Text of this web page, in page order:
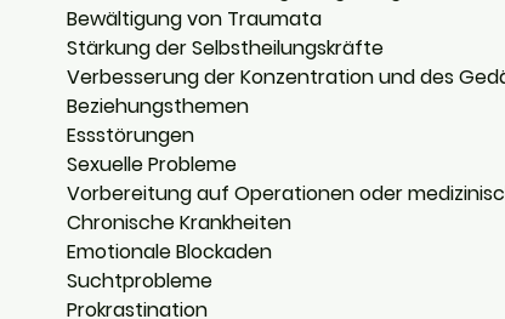
Bewältigung von Traumata
Stärkung der Selbstheilungskräfte
Verbesserung der Konzentration und des
Beziehungsthemen
Essstörungen
Sexuelle Probleme
Vorbereitung auf Operationen oder
Chronische Krankheiten
Emotionale Blockaden
Suchtprobleme
Prokrastination